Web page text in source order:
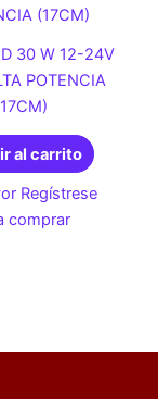
30 W 12-24V
POTENCIA
al carrito
Regístrese
comprar